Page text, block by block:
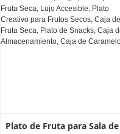
Artículos Varios en la Mesita
de Noche de Literas
Superiores para Teléfono
Plato de Fruta para Sala de